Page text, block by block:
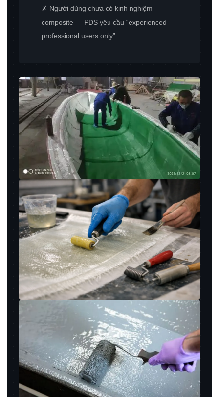
✗ Người dùng chưa có kinh nghiệm
composite — PDS yêu cầu “experienced
professional users only”